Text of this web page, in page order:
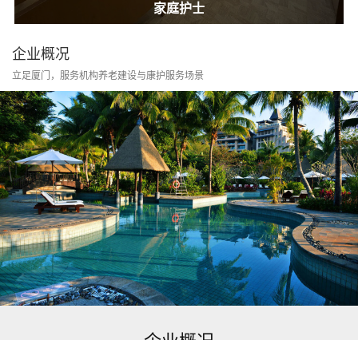
居家康护
家庭护士
居家康护
家庭护士
企业概况
立足厦门，服务机构养老建设与康护服务场景